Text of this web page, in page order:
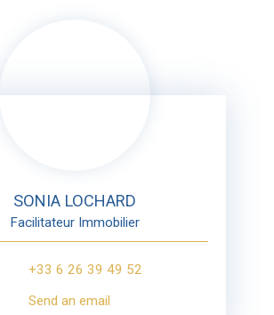
SONIA LOCHARD
Facilitateur Immobilier
+33 6 26 39 49 52
Send an email